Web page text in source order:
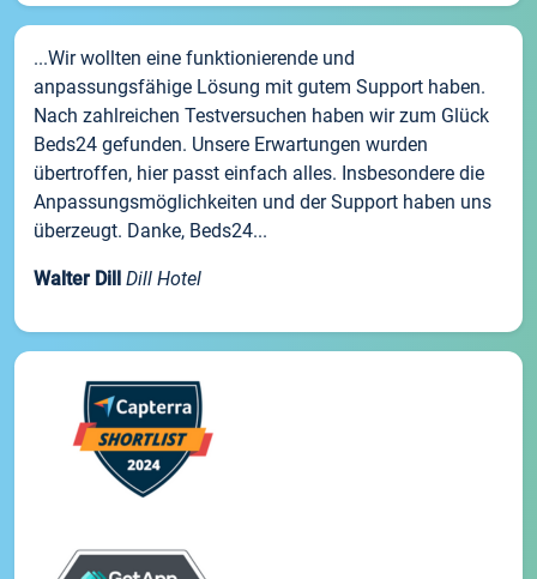
...Wir wollten eine funktionierende und
anpassungsfähige Lösung mit gutem Support haben.
Nach zahlreichen Testversuchen haben wir zum Glück
Beds24 gefunden. Unsere Erwartungen wurden
übertroffen, hier passt einfach alles. Insbesondere die
Anpassungsmöglichkeiten und der Support haben uns
überzeugt. Danke, Beds24...
Walter Dill Dill Hotel